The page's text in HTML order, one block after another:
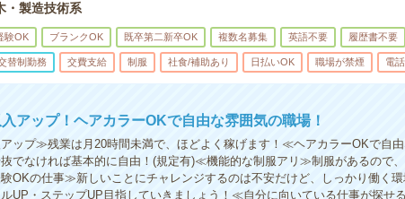
・製造技術系
験OK ブランクOK 既卒第二新卒OK 複数名募集 英語不要 履歴書不要
替制勤務 交費支給 制服 社食/補助あり 日払いOK 職場が禁煙 電
アップ！ヘアカラーOKで自由な雰囲気の職場！
ップ≫残業は月20時間未満で、ほどよく稼げます！≪ヘアカラーOKで自
でなければ基本的に自由！(規定有)≪機能的な制服アリ≫制服があるので
OKの仕事≫新しいことにチャレンジするのは不安だけど、しっかり働く環
UP・ステップUP目指していきましょう！≪自分に向いている仕事が探